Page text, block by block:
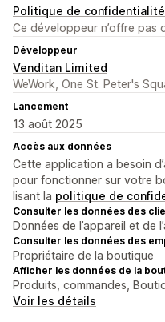
Politique de confidentialité
Ce développeur n’offre pas
Développeur
Venditan Limited
WeWork, One St. Peter's
Lancement
13 août 2025
Accès aux données
Cette application a besoin
pour fonctionner sur votre
lisant la politique de
Consulter les données des
Données de l’appareil et de
Consulter les données des
Propriétaire de la boutique
Afficher les données de la
Produits, commandes,
Voir les détails